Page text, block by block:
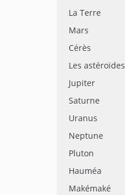
La Terre
Mars
Cérès
Les astéroïdes
Jupiter
Saturne
Uranus
Neptune
Pluton
Hauméa
Makémaké